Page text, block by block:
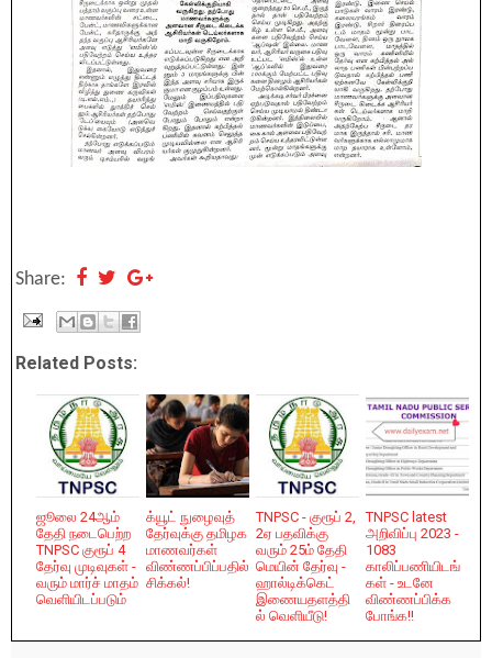
Share:
Related Posts:
ஜூலை 24ஆம்
தேதி நடைபெற்ற
TNPSC குரூப் 4
தேர்வு முடிவுகள் -
வரும் மார்ச் மாதம்
வெளியிடப்படும்
க்யூட் நுழைவுத்
தேர்வுக்கு தமிழக
மாணவர்கள்
விண்ணப்பிப்பதில்
சிக்கல்!
TNPSC - குரூப் 2,
2ஏ பதவிக்கு
வரும் 25ம் தேதி
மெயின் தேர்வு -
ஹால்டிக்கெட்
இணையதளத்தி
ல் வெளியீடு!
TNPSC latest
அறிவிப்பு 2023 -
1083
காலிப்பணியிடங்
கள் - உடனே
விண்ணப்பிக்க
போங்க!!